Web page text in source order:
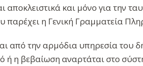
αποκλειστικά και μόνο για την
παρέχει η Γενική Γραμματεία
από την αρμόδια υπηρεσία του
ή η βεβαίωση αναρτάται στο